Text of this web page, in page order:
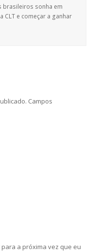
brasileiros sonha em
e começar a ganhar
Campos
a próxima vez que eu